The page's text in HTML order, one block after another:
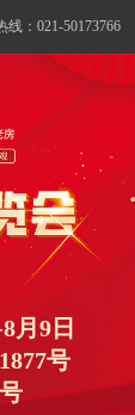
线：021-50173766
月9日
号